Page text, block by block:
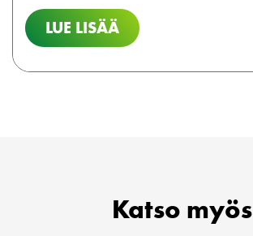
LUE LISÄÄ
Katso myös